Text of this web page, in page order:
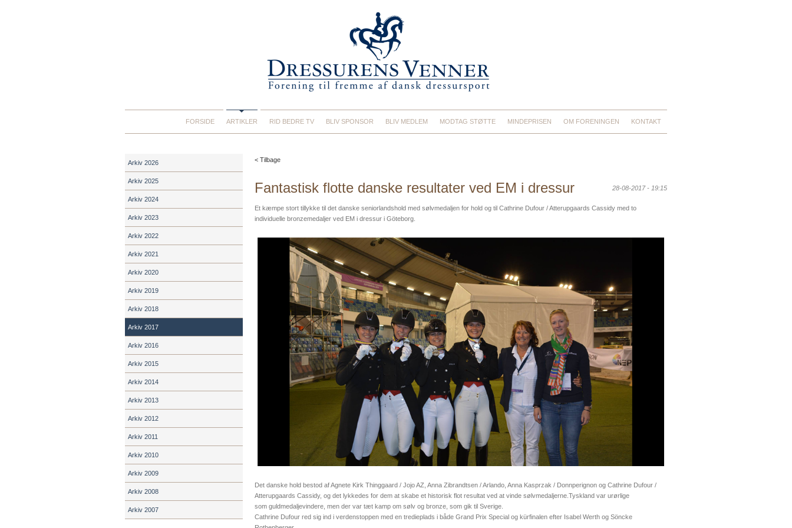
FORSIDE ARTIKLER RID BEDRE TV BLIV SPONSOR BLIV MEDLEM MODTAG STØTTE MINDEPRISEN OM FORENINGEN KONTAKT
Arkiv 2026
Arkiv 2025
Arkiv 2024
Arkiv 2023
Arkiv 2022
Arkiv 2021
Arkiv 2020
Arkiv 2019
Arkiv 2018
Arkiv 2017
Arkiv 2016
Arkiv 2015
Arkiv 2014
Arkiv 2013
Arkiv 2012
Arkiv 2011
Arkiv 2010
Arkiv 2009
Arkiv 2008
Arkiv 2007
< Tilbage
Fantastisk flotte danske resultater ved EM i dressur 28-08-2017 - 19:15
Et kæmpe stort tillykke til det danske seniorlandshold med sølvmedaljen for hold og til Cathrine Dufour / Atterupgaards Cassidy med to
individuelle bronzemedaljer ved EM i dressur i Göteborg.
Det danske hold bestod af Agnete Kirk Thinggaard / Jojo AZ, Anna Zibrandtsen / Arlando, Anna Kasprzak / Donnperignon og Cathrine Dufour /
Atterupgaards Cassidy, og det lykkedes for dem at skabe et historisk flot resultat ved at vinde sølvmedaljerne.Tyskland var urørlige
som guldmedaljevindere, men der var tæt kamp om sølv og bronze, som gik til Sverige.
Cathrine Dufour red sig ind i verdenstoppen med en tredieplads i både Grand Prix Special og kürfinalen efter Isabel Werth og Söncke